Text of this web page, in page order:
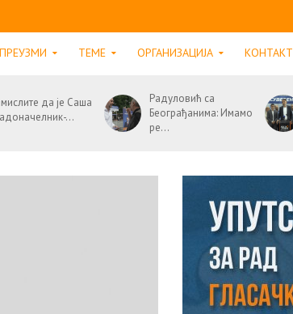
ПРЕУЗМИ ТЕМЕ ОРГАНИЗАЦИЈА КОНТАКТ
да је Саша
...
Радуловић са
Београђанима: Имамо
ре...